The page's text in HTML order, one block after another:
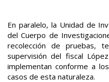
En paralelo, la Unidad de
del Cuerpo de
recolección de pruebas,
supervisión del fiscal
implementan conforme a
casos de esta naturaleza.